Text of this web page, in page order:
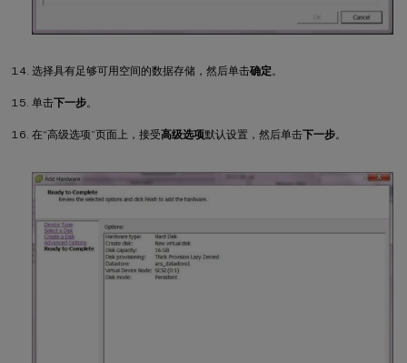
选择具有足够可用空间的数据存储，然后单击确定 。
单击下一步。
在“高级选项”页面上，接受高级选项默认设置，然后单击下一步。